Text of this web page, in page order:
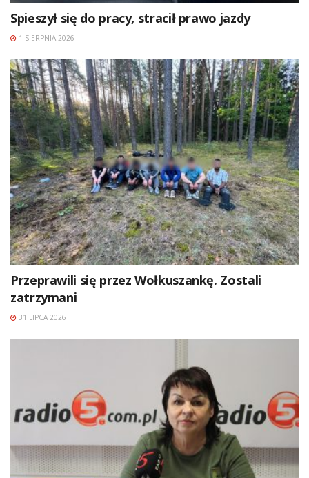
Spieszył się do pracy, stracił prawo jazdy
1 SIERPNIA 2026
Przeprawili się przez Wołkuszankę. Zostali
zatrzymani
31 LIPCA 2026